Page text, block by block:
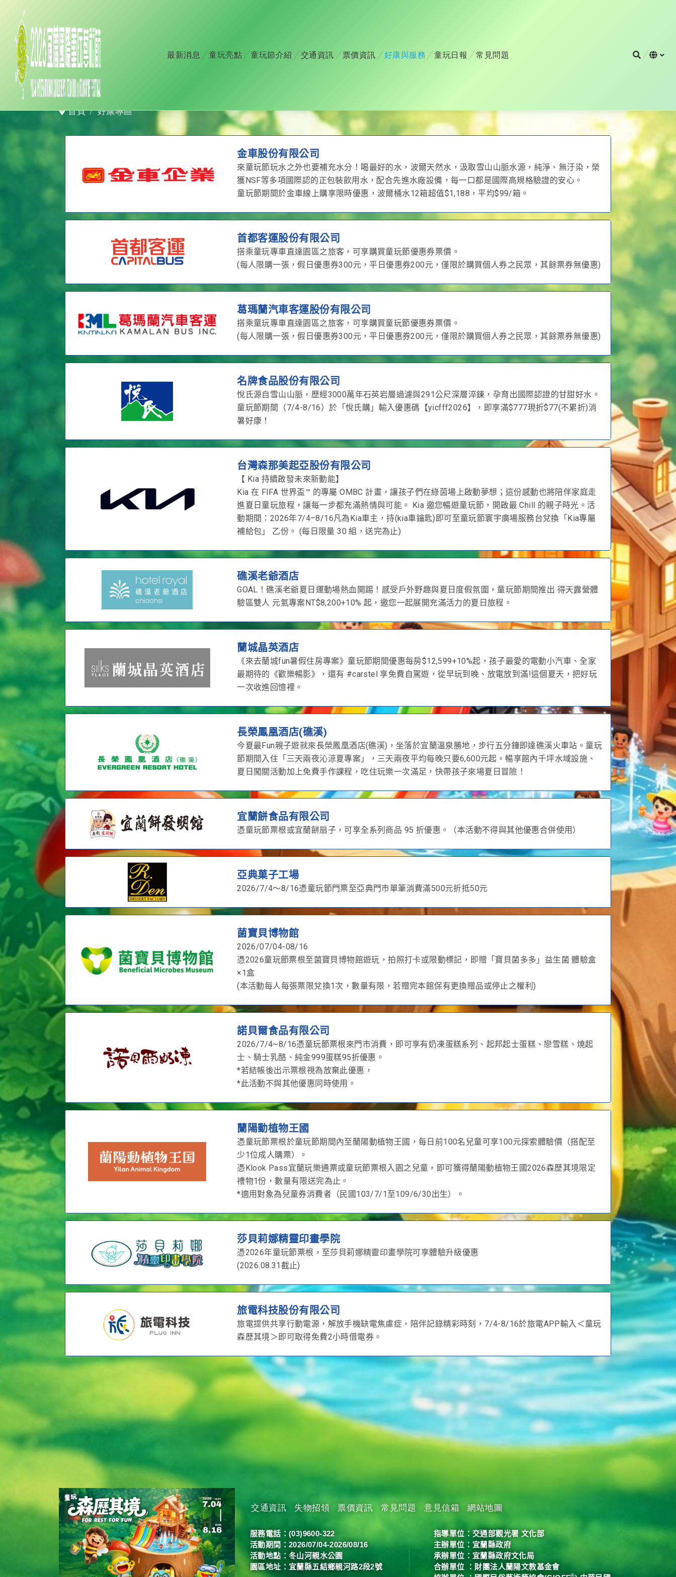
最新消息 童玩亮點 童玩節介紹 交通資訊 票價資訊 好康與服務 童玩日報 常見問題
好康專區
首頁 好康專區
金車股份有限公司
來童玩節玩水之外也要補充水分！喝最好的水，波爾天然水，汲取雪山山脈水源，純淨、無汙染，榮
獲NSF等多項國際認的正包裝飲用水，配合先進水廠設備，每一口都是國際高規格驗證的安心。
童玩節期間於金車線上購享限時優惠，波爾桶水12箱超值$1,188，平均$99/箱。
首都客運股份有限公司
搭乘童玩專車直達園區之旅客，可享購買童玩節優惠券票價。
(每人限購一張，假日優惠券300元，平日優惠券200元，僅限於購買個人券之民眾，其餘票券無優惠)
葛瑪蘭汽車客運股份有限公司
搭乘童玩專車直達園區之旅客，可享購買童玩節優惠券票價。
(每人限購一張，假日優惠券300元，平日優惠券200元，僅限於購買個人券之民眾，其餘票券無優惠)
名牌食品股份有限公司
悅氏源自雪山山脈，歷經3000萬年石英岩層過濾與291公尺深層淬鍊，孕育出國際認證的甘甜好水。
童玩節期間（7/4-8/16）於「悅氏購」輸入優惠碼【yicfff2026】，即享滿$777現折$77(不累折)消
暑好康！
台灣森那美起亞股份有限公司
【 Kia 持續啟發未來新動能】
Kia 在 FIFA 世界盃™ 的專屬 OMBC 計畫，讓孩子們在綠茵場上啟動夢想；這份感動也將陪伴家庭走
進夏日童玩旅程，讓每一步都充滿熱情與可能。 Kia 邀您暢遊童玩節，開啟最 Chill 的親子時光。活
動期間：2026年7/4–8/16凡為Kia車主，持(kia車鑰匙)即可至童玩節寰宇廣場服務台兌換「Kia專屬
補給包」 乙份。 (每日限量 30 組，送完為止)
礁溪老爺酒店
GOAL！礁溪老爺夏日運動場熱血開踢！感受戶外野趣與夏日度假氛圍，童玩節期間推出 得天露營體
驗區雙人 元氣專案NT$8,200+10% 起，邀您一起展開充滿活力的夏日旅程。
蘭城晶英酒店
《來去蘭城fun暑假住房專案》童玩節期間優惠每房$12,599+10%起，孩子最愛的電動小汽車、全家
最期待的《歡樂暢影》，還有 #carstel 享免費自駕遊，從早玩到晚、放電放到滿!這個夏天，把好玩
一次收進回憶裡。
長榮鳳凰酒店(礁溪)
今夏最Fun親子遊就來長榮鳳凰酒店(礁溪)，坐落於宜蘭溫泉勝地，步行五分鐘即達礁溪火車站。童玩
節期間入住「三天兩夜沁涼夏專案」，三天兩夜平均每晚只要6,600元起。暢享館內千坪水域設施、
夏日闖關活動加上免費手作課程，吃住玩樂一次滿足，快帶孩子來場夏日冒險！
宜蘭餅食品有限公司
憑童玩節票根或宜蘭餅扇子，可享全系列商品 95 折優惠。（本活動不得與其他優惠合併使用）
亞典菓子工場
2026/7/4～8/16憑童玩節門票至亞典門市單筆消費滿500元折抵50元
菌寶貝博物館
2026/07/04-08/16
憑2026童玩節票根至菌寶貝博物館遊玩，拍照打卡或限動標記，即贈「寶貝菌多多」益生菌 體驗盒
×1盒
(本活動每人每張票限兌換1次，數量有限，若贈完本館保有更換贈品或停止之權利)
諾貝爾食品有限公司
2026/7/4~8/16憑童玩節票根來門市消費，即可享有奶凍蛋糕系列、起邦起士蛋糕、戀雪糕、燒起
士、騎士乳酪、純金999蛋糕95折優惠。
*若結帳後出示票根視為放棄此優惠，
*此活動不與其他優惠同時使用。
蘭陽動植物王國
憑童玩節票根於童玩節期間內至蘭陽動植物王國，每日前100名兒童可享100元探索體驗價（搭配至
少1位成人購票）。
憑Klook Pass宜蘭玩樂通票或童玩節票根入園之兒童，即可獲得蘭陽動植物王國2026森歷其境限定
禮物1份，數量有限送完為止。
*適用對象為兒童券消費者（民國103/7/1至109/6/30出生）。
莎貝莉娜精靈印畫學院
憑2026年童玩節票根，至莎貝莉娜精靈印畫學院可享體驗升級優惠
(2026.08.31截止)
旅電科技股份有限公司
旅電提供共享行動電源，解放手機缺電焦慮症，陪伴記錄精彩時刻，7/4-8/16於旅電APP輸入＜童玩
森歷其境＞即可取得免費2小時借電券。
交通資訊 失物招領 票價資訊 常見問題 意見信箱 網站地圖
服務電話： (03)9600-322
活動期間：2026/07/04-2026/08/16
活動地點：冬山河親水公園
園區地址： 宜蘭縣五結鄉親河路2段2號
指導單位： 交通部觀光署 文化部
主辦單位： 宜蘭縣政府
承辦單位： 宜蘭縣政府文化局
合辦單位 ：財團法人蘭陽文教基金會
®